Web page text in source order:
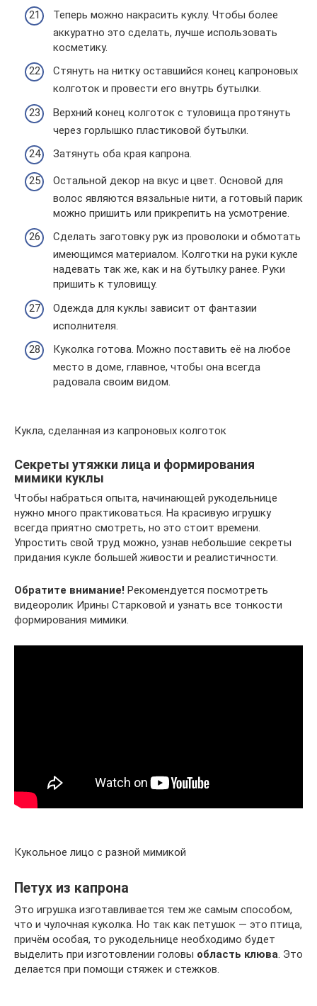
Теперь можно накрасить куклу. Чтобы более
аккуратно это сделать, лучше использовать
косметику.
Стянуть на нитку оставшийся конец капроновых
колготок и провести его внутрь бутылки.
Верхний конец колготок с туловища протянуть
через горлышко пластиковой бутылки.
Затянуть оба края капрона.
Остальной декор на вкус и цвет. Основой для
волос являются вязальные нити, а готовый парик
можно пришить или прикрепить на усмотрение.
Сделать заготовку рук из проволоки и обмотать
имеющимся материалом. Колготки на руки кукле
надевать так же, как и на бутылку ранее. Руки
пришить к туловищу.
Одежда для куклы зависит от фантазии
исполнителя.
Куколка готова. Можно поставить её на любое
место в доме, главное, чтобы она всегда
радовала своим видом.
Кукла, сделанная из капроновых колготок
Секреты утяжки лица и формирования
мимики куклы
Чтобы набраться опыта, начинающей рукодельнице
нужно много практиковаться. На красивую игрушку
всегда приятно смотреть, но это стоит времени.
Упростить свой труд можно, узнав небольшие секреты
придания кукле большей живости и реалистичности.
Обратите внимание! Рекомендуется посмотреть
видеоролик Ирины Старковой и узнать все тонкости
формирования мимики.
Кукольное лицо с разной мимикой
Петух из капрона
Это игрушка изготавливается тем же самым способом,
что и чулочная куколка. Но так как петушок — это птица,
причём особая, то рукодельнице необходимо будет
выделить при изготовлении головы область клюва. Это
делается при помощи стяжек и стежков.